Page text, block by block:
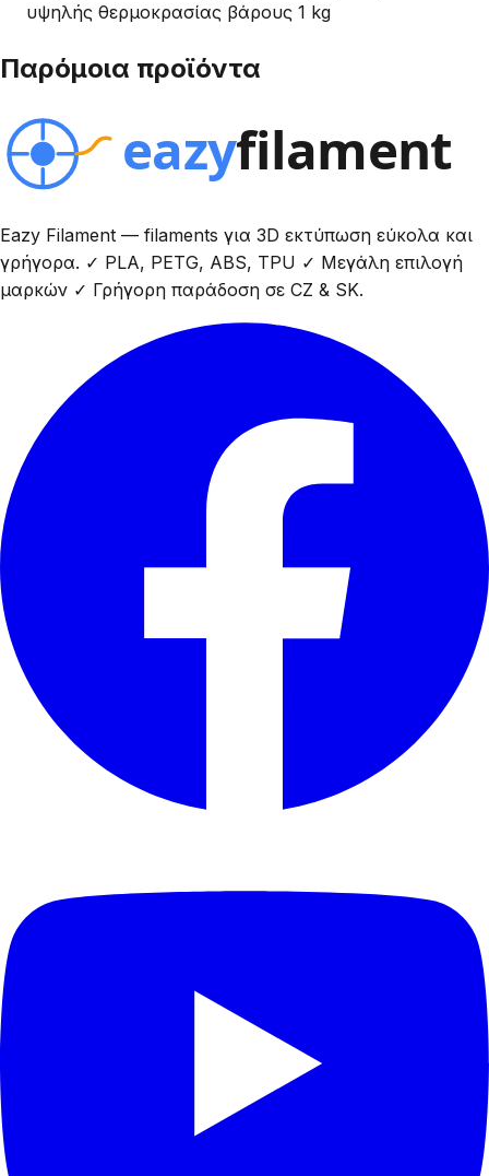
υψηλής θερμοκρασίας βάρους 1 kg
Παρόμοια προϊόντα
Eazy Filament — filaments για 3D εκτύπωση εύκολα και
γρήγορα. ✓ PLA, PETG, ABS, TPU ✓ Μεγάλη επιλογή
μαρκών ✓ Γρήγορη παράδοση σε CZ & SK.